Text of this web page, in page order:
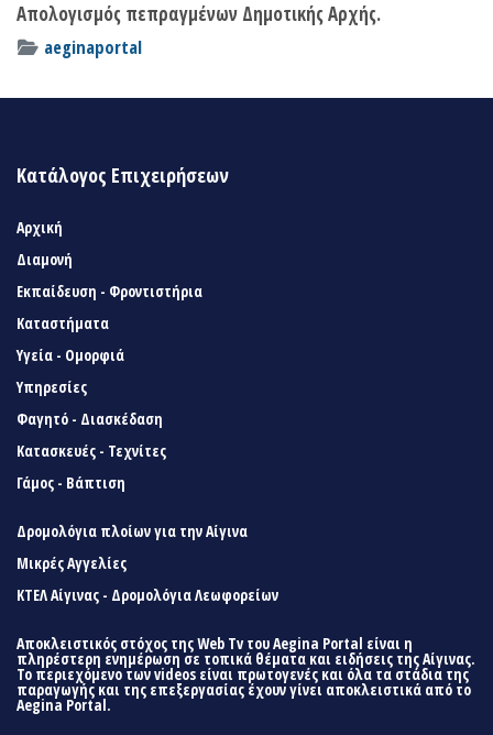
Απολογισμός πεπραγμένων Δημοτικής Αρχής.
aeginaportal
Κατάλογος Επιχειρήσεων
Αρχική
Διαμονή
Εκπαίδευση - Φροντιστήρια
Καταστήματα
Υγεία - Ομορφιά
Υπηρεσίες
Φαγητό - Διασκέδαση
Κατασκευές - Τεχνίτες
Γάμος - Βάπτιση
Δρομολόγια πλοίων για την Αίγινα
Μικρές Αγγελίες
ΚΤΕΛ Αίγινας - Δρομολόγια Λεωφορείων
Αποκλειστικός στόχος της Web Tv του Aegina Portal είναι η
πληρέστερη ενημέρωση σε τοπικά θέματα και ειδήσεις της Αίγινας.
Το περιεχόμενο των videos είναι πρωτογενές και όλα τα στάδια της
παραγωγής και της επεξεργασίας έχουν γίνει αποκλειστικά από το
Aegina Portal.